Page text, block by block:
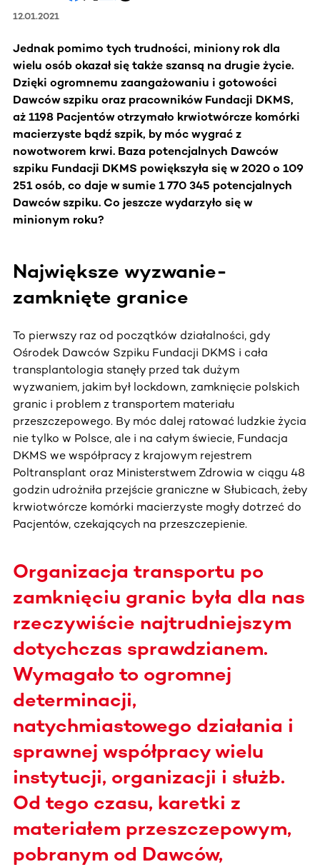
12.01.2021
Jednak pomimo tych trudności, miniony rok dla
wielu osób okazał się także szansą na drugie życie.
Dzięki ogromnemu zaangażowaniu i gotowości
Dawców szpiku oraz pracowników Fundacji DKMS,
aż 1198 Pacjentów otrzymało krwiotwórcze komórki
macierzyste bądź szpik, by móc wygrać z
nowotworem krwi. Baza potencjalnych Dawców
szpiku Fundacji DKMS powiększyła się w 2020 o 109
251 osób, co daje w sumie 1 770 345 potencjalnych
Dawców szpiku. Co jeszcze wydarzyło się w
minionym roku?
Największe wyzwanie-
zamknięte granice
To pierwszy raz od początków działalności, gdy
Ośrodek Dawców Szpiku Fundacji DKMS i cała
transplantologia stanęły przed tak dużym
wyzwaniem, jakim był lockdown, zamknięcie polskich
granic i problem z transportem materiału
przeszczepowego. By móc dalej ratować ludzkie życia
nie tylko w Polsce, ale i na całym świecie, Fundacja
DKMS we współpracy z krajowym rejestrem
Poltransplant oraz Ministerstwem Zdrowia w ciągu 48
godzin udrożniła przejście graniczne w Słubicach, żeby
krwiotwórcze komórki macierzyste mogły dotrzeć do
Pacjentów, czekających na przeszczepienie.
Organizacja transportu po
zamknięciu granic była dla nas
rzeczywiście najtrudniejszym
dotychczas sprawdzianem.
Wymagało to ogromnej
determinacji,
natychmiastowego działania i
sprawnej współpracy wielu
instytucji, organizacji i służb.
Od tego czasu, karetki z
materiałem przeszczepowym,
pobranym od Dawców,